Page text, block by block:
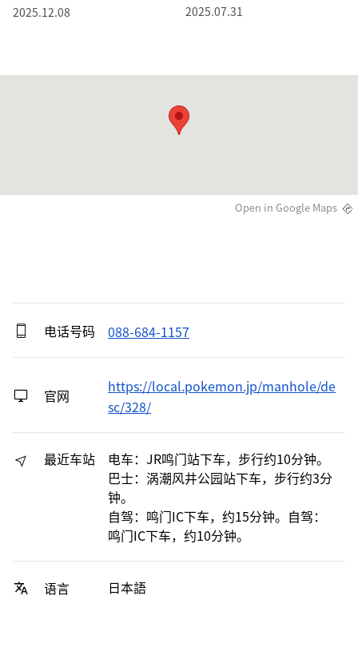
2025.12.08 2025.07.31
Open in Google Maps
电话号码 088-684-1157
官网
https://local.pokemon.jp/manhole/de
sc/328/
最近车站
电车：JR鸣门站下车，步行约10分钟。
巴士：涡潮风井公园站下车，步行约3分
钟。
自驾：鸣门IC下车，约15分钟。自驾：
鸣门IC下车，约10分钟。
语言 日本語